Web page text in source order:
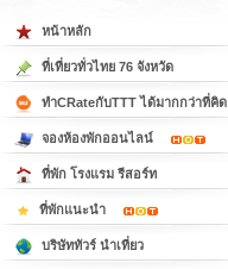
หน้าหลัก
ที่เที่ยวทั่วไทย 76 จังหวัด
ทำCRateกับTTT ได้มากกว่าที่คิด
จองห้องพักออนไลน์
ที่พัก โรงแรม รีสอร์ท
ที่พักแนะนำ
บริษัททัวร์ นำเที่ยว